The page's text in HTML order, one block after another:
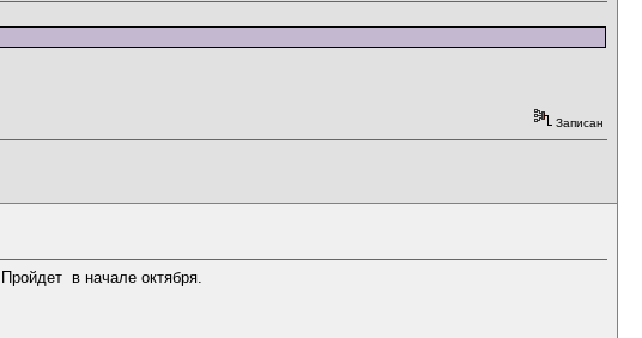
Записан
в начале октября.